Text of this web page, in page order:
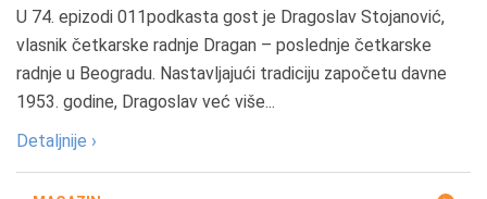
U 74. epizodi 011podkasta gost je Dragoslav Stojanović,
vlasnik četkarske radnje Dragan – poslednje četkarske
radnje u Beogradu. Nastavljajući tradiciju započetu davne
1953. godine, Dragoslav već više...
Detaljnije ›